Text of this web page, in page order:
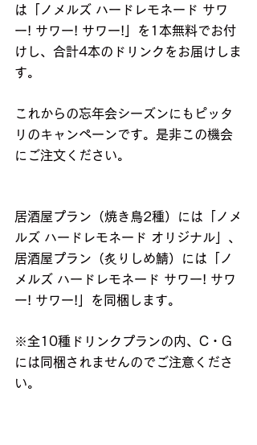
は「ノメルズ ハードレモネード サワ
ー! サワー! サワー!」を1本無料でお付
けし、合計4本のドリンクをお届けしま
す。
これからの忘年会シーズンにもピッタ
リのキャンペーンです。是非この機会
にご注文ください。
居酒屋プラン（焼き鳥2種）には「ノメ
ルズ ハードレモネード オリジナル」、
居酒屋プラン（炙りしめ鯖）には「ノ
メルズ ハードレモネード サワー! サワ
ー! サワー!」を同梱します。
※全10種ドリンクプランの内、C・G
には同梱されませんのでご注意くださ
い。